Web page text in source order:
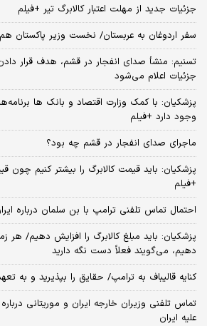
جزئیات جدید از مهلت اعتبار کالابرگ تیر +فیلم
سفر اردوغان به عربستان/ نخست وزیر پاکستان
تسنیم: منشأ صدای انفجار در قشم، هدف قرار
جزئیات اعلام می‌شود
پزشکیان: با کمک وزارت اقتصاد و بانک ها
وجود دارد +فیلم
ماجرای صدای انفجار در قشم چه بود؟
پزشکیان: باید قیمت کالابرگ را بیشتر کنیم چون
+فیلم
احتمال تماس تلفنی ترامپ با بن سلمان درباره
پزشکیان: باید مبلغ کالابرگ را افزایش دهیم/ هر
دهیم، می‌گویند فعلاً دست نگه دارید
کنایه قالیباف به ترامپ/ حقایق را بپذیرید و به
تماس تلفنی وزیران خارجه ایران و موریتانی
علیه ایران